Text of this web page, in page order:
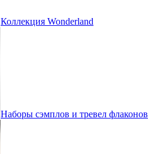
Коллекция Wonderland
Наборы сэмплов и тревел флаконов